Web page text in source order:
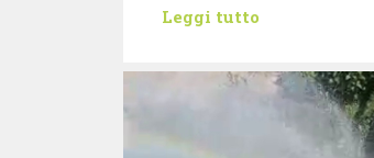
Leggi tutto